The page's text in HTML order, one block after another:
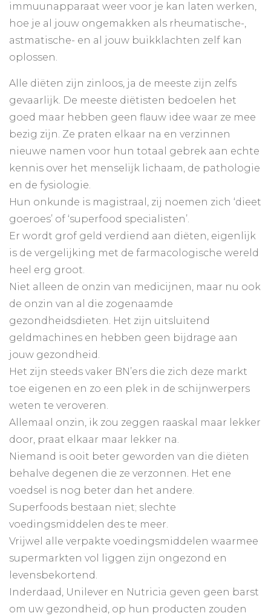
immuunapparaat weer voor je kan laten werken,
hoe je al jouw ongemakken als rheumatische-,
astmatische- en al jouw buikklachten zelf kan
oplossen.
Alle diëten zijn zinloos, ja de meeste zijn zelfs
gevaarlijk. De meeste diëtisten bedoelen het
goed maar hebben geen flauw idee waar ze mee
bezig zijn. Ze praten elkaar na en verzinnen
nieuwe namen voor hun totaal gebrek aan echte
kennis over het menselijk lichaam, de pathologie
en de fysiologie.
Hun onkunde is magistraal, zij noemen zich ‘dieet
goeroes’ of ‘superfood specialisten’.
Er wordt grof geld verdiend aan diëten, eigenlijk
is de vergelijking met de farmacologische wereld
heel erg groot.
Niet alleen de onzin van medicijnen, maar nu ook
de onzin van al die zogenaamde
gezondheidsdieten. Het zijn uitsluitend
geldmachines en hebben geen bijdrage aan
jouw gezondheid.
Het zijn steeds vaker BN’ers die zich deze markt
toe eigenen en zo een plek in de schijnwerpers
weten te veroveren.
Allemaal onzin, ik zou zeggen raaskal maar lekker
door, praat elkaar maar lekker na.
Niemand is ooit beter geworden van die diëten
behalve degenen die ze verzonnen. Het ene
voedsel is nog beter dan het andere.
Superfoods bestaan niet; slechte
voedingsmiddelen des te meer.
Vrijwel alle verpakte voedingsmiddelen waarmee
supermarkten vol liggen zijn ongezond en
levensbekortend.
Inderdaad, Unilever en Nutricia geven geen barst
om uw gezondheid, op hun producten zouden